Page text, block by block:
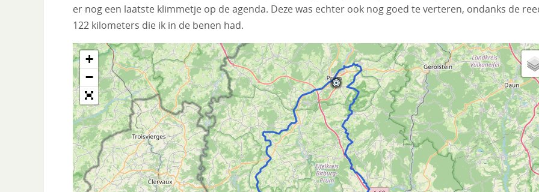
er nog een laatste klimmetje op de agenda. Deze was echter ook nog goed te verteren, ondanks de
122 kilometers die ik in de benen had.
+
−